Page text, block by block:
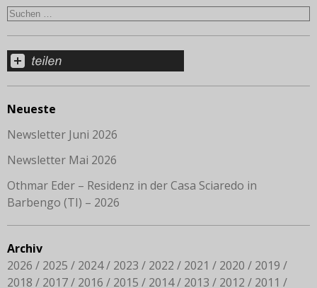
Neueste
Newsletter Juni 2026
Newsletter Mai 2026
Othmar Eder – Residenz in der Casa Sciaredo in
Barbengo (TI) – 2026
Archiv
2026
2025 2024 2023 2022 2021 2020
2019
2018
2017 2016 2015 2014 2013 2012 2011